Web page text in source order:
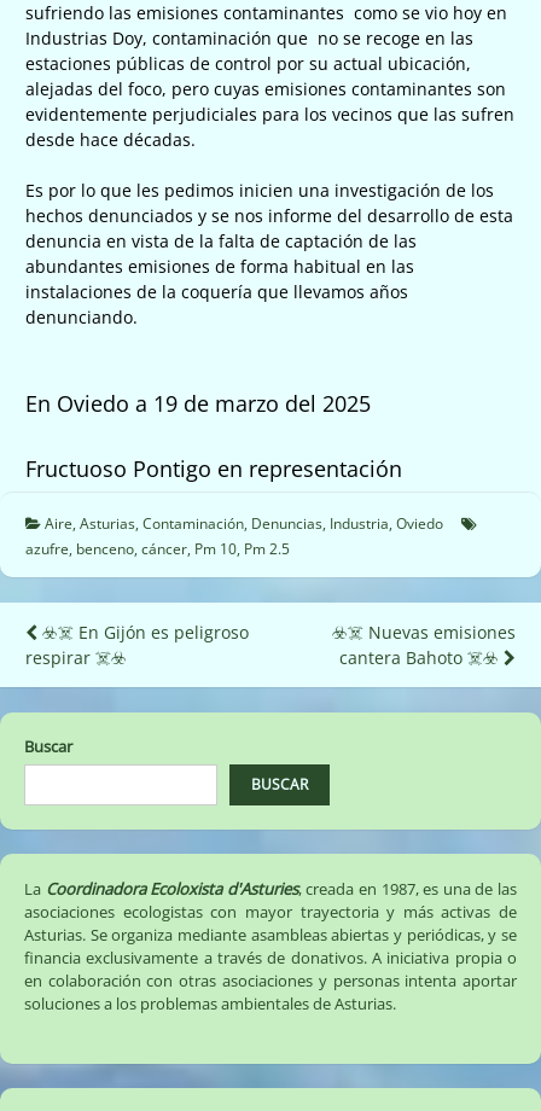
sufriendo las emisiones contaminantes como se vio hoy en
Industrias Doy, contaminación que no se recoge en las
estaciones públicas de control por su actual ubicación,
alejadas del foco, pero cuyas emisiones contaminantes son
evidentemente perjudiciales para los vecinos que las sufren
desde hace décadas.
Es por lo que les pedimos inicien una investigación de los
hechos denunciados y se nos informe del desarrollo de esta
denuncia en vista de la falta de captación de las
abundantes emisiones de forma habitual en las
instalaciones de la coquería que llevamos años
denunciando.
En Oviedo a 19 de marzo del 2025
Fructuoso Pontigo en representación
Aire, Asturias, Contaminación, Denuncias, Industria, Oviedo
azufre, benceno, cáncer, Pm 10, Pm 2.5
Navegación
de
entradas
☣️☠️ En Gijón es peligroso
respirar ☠️☣️
☣️☠️ Nuevas emisiones
cantera Bahoto ☠️☣️
Buscar
BUSCAR
La Coordinadora Ecoloxista d'Asturies, creada en 1987, es una de las
asociaciones ecologistas con mayor trayectoria y más activas de
Asturias. Se organiza mediante asambleas abiertas y periódicas, y se
financia exclusivamente a través de donativos. A iniciativa propia o
en colaboración con otras asociaciones y personas intenta aportar
soluciones a los problemas ambientales de Asturias.